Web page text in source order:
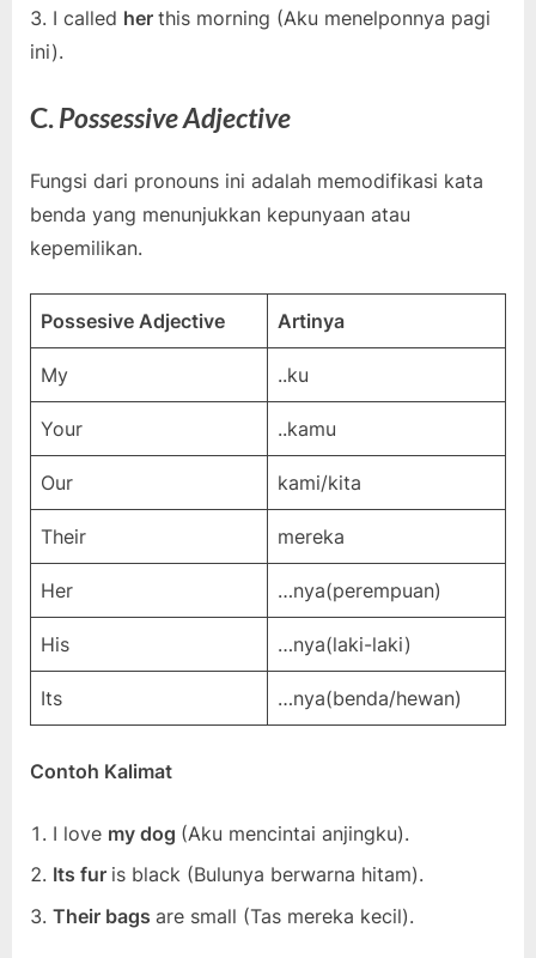
I called her this morning (Aku menelponnya pagi
ini).
C.Possessive Adjective
Fungsi dari pronouns ini adalah memodifikasi kata
benda yang menunjukkan kepunyaan atau
kepemilikan.
Possesive Adjective Artinya
My ..ku
Your ..kamu
Our kami/kita
Their mereka
Her …nya(perempuan)
His …nya(laki-laki)
Its …nya(benda/hewan)
Contoh Kalimat
I love my dog (Aku mencintai anjingku).
Its fur is black (Bulunya berwarna hitam).
Their bags are small (Tas mereka kecil).